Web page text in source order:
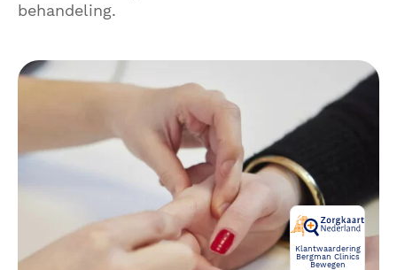
behandeling.
Klantwaardering
Bergman Clinics
Bewegen